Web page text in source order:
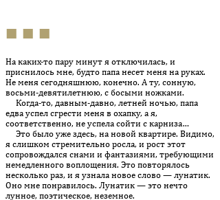
■ ■ ■
На каких-то пару минут я отключилась, и
приснилось мне, будто папа несет меня на руках.
Не меня сегодняшнюю, конечно. А ту, сонную,
восьми-девятилетнюю, с босыми ножками.
Когда-то, давным-давно, летней ночью, папа
едва успел сгрести меня в охапку, а я,
соответственно, не успела сойти с карниза…
Это было уже здесь, на новой квартире. Видимо,
я слишком стремительно росла, и рост этот
сопровождался снами и фантазиями, требующими
немедленного воплощения. Это повторялось
несколько раз, и я узнала новое слово — лунатик.
Оно мне понравилось. Лунатик — это нечто
лунное, поэтическое, неземное.